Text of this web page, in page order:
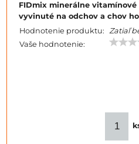
FIDmix minerálne
vyvinuté na odchov a chov
Hodnotenie produktu: Zatiaľ
Vaše hodnotenie: